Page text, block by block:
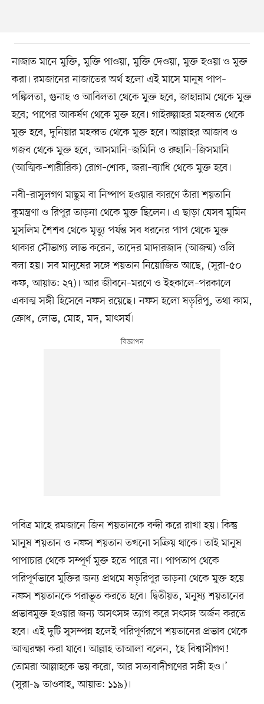
নাজাত মানে মুক্তি, মুক্তি পাওয়া, মুক্তি দেওয়া, মুক্ত হওয়া ও মুক্ত
করা। রমজানের নাজাতের অর্থ হলো এই মাসে মানুষ পাপ–
পঙ্কিলতা, গুনাহ ও আবিলতা থেকে মুক্ত হবে, জাহান্নাম থেকে মুক্ত
হবে; পাপের আকর্ষণ থেকে মুক্ত হবে। গাইরুল্লাহর মহব্বত থেকে
মুক্ত হবে, দুনিয়ার মহব্বত থেকে মুক্ত হবে। আল্লাহর আজাব ও
গজব থেকে মুক্ত হবে, আসমানি–জমিনি ও রুহানি–জিসমানি
(আত্মিক–শারীরিক) রোগ–শোক, জরা–ব্যাধি থেকে মুক্ত হবে।
নবী–রাসুলগণ মাছুম বা নিষ্পাপ হওয়ার কারণে তাঁরা শয়তানি
কুমন্ত্রণা ও রিপুর তাড়না থেকে মুক্ত ছিলেন। এ ছাড়া যেসব মুমিন
মুসলিম শৈশব থেকে মৃত্যু পর্যন্ত সব ধরনের পাপ থেকে মুক্ত
থাকার সৌভাগ্য লাভ করেন, তাদের মাদারজাদ (আজন্ম) ওলি
বলা হয়। সব মানুষের সঙ্গে শয়তান নিয়োজিত আছে, (সুরা-৫০
কফ, আয়াত: ২৭)। আর জীবনে–মরণে ও ইহকালে–পরকালে
একাত্ম সঙ্গী হিসেবে নফস রয়েছে। নফস হলো ষড়্‌রিপু, তথা কাম,
ক্রোধ, লোভ, মোহ, মদ, মাৎসর্য।
পবিত্র মাহে রমজানে জিন শয়তানকে বন্দী করে রাখা হয়। কিন্তু
মানুষ শয়তান ও নফস শয়তান তখনো সক্রিয় থাকে। তাই মানুষ
পাপাচার থেকে সম্পূর্ণ মুক্ত হতে পারে না। পাপতাপ থেকে
পরিপূর্ণভাবে মুক্তির জন্য প্রথমে ষড়্‌রিপুর তাড়না থেকে মুক্ত হয়ে
নফস শয়তানকে পরাভূত করতে হবে। দ্বিতীয়ত, মনুষ্য শয়তানের
প্রভাবমুক্ত হওয়ার জন্য অসৎসঙ্গ ত্যাগ করে সৎসঙ্গ অর্জন করতে
হবে। এই দুটি সুসম্পন্ন হলেই পরিপূর্ণরূপে শয়তানের প্রভাব থেকে
আত্মরক্ষা করা যাবে। আল্লাহ তাআলা বলেন, ‘হে বিশ্বাসীগণ!
তোমরা আল্লাহকে ভয় করো, আর সত্যবাদীগণের সঙ্গী হও।’
(সুরা-৯ তাওবাহ, আয়াত: ১১৯)।